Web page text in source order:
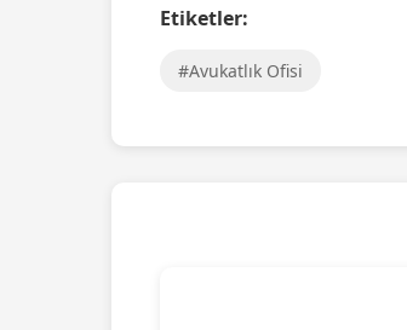
Etiketler:
#Avukatlık Ofisi